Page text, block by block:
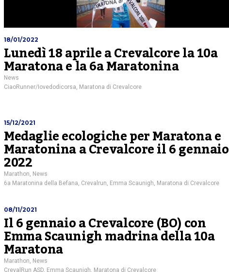
18/01/2022
Lunedì 18 aprile a Crevalcore la 10a
Maratona e la 6a Maratonina
News
CiaoRunner/Iovedodicorsa, Maratona di Crevalcore
15/12/2021
Medaglie ecologiche per Maratona e
Maratonina a Crevalcore il 6 gennaio
2022
Marathon, News
6a Maratonina della Befana, Crevalrun, Emma Scaunigh, Maratona di Crevalcore
08/11/2021
Il 6 gennaio a Crevalcore (BO) con
Emma Scaunigh madrina della 10a
Maratona
Marathon, News
CrevalRun ASD, Emma Scaunigh, Maratona di Crevalcore